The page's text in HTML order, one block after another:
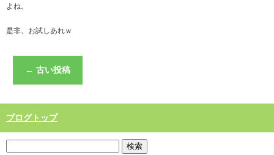
よね。
是非、お試しあれｗ
← 古い投稿
ブログトップ